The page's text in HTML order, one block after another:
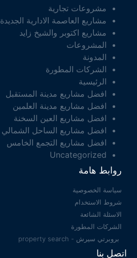
مشروعات تجارية
مشاريع العاصمة الادارية الجديدة
مشاريع اكتوبر والشيخ زايد
المشروعات
المدونة
الشركات المطورة
الرئيسية
افضل مشاريع مدينة المستقبل
افضل مشاريع مدينة العلمين
افضل مشاريع العين السخنة
افضل مشاريع الساحل الشمالي
افضل مشاريع التجمع الخامس
Uncategorized
روابط هامة
سياسة الخصوصية
شروط الاستخدام
الاسئلة الشائعة
الشركات المطورة
بروبرتي سيرش - property search
اتصل بنا